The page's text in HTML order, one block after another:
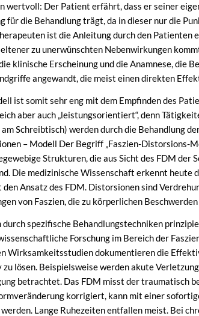
wertvoll: Der Patient erfährt, dass er seiner
für die Behandlung trägt, da in dieser nur die
ist die Anleitung durch den Patienten
zu unerwünschten Nebenwirkungen
klinische Erscheinung und die Anamnese, die
angewandt, die meist einen direkten
ist somit sehr eng mit dem Empfinden des
aber auch „leistungsorientiert“, denn
Schreibtisch) werden durch die Behandlung
– Modell Der Begriff „Faszien-Distorsions-
Strukturen, die aus Sicht des FDM der
Die medizinische Wissenschaft erkennt heute
Ansatz des FDM. Distorsionen sind
von Faszien, die zu körperlichen
durch spezifische Behandlungstechniken
Forschung im Bereich der
Wirksamkeitsstudien dokumentieren die
lösen. Beispielsweise werden akute
betrachtet. Das FDM misst der traumatisch
korrigiert, kann mit einer
Lange Ruhezeiten entfallen meist. Bei